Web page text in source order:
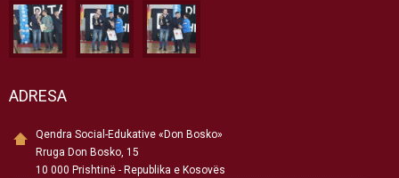
ADRESA
Qendra Social-Edukative «Don Bosko»
Rruga Don Bosko, 15
10 000 Prishtinë - Republika e Kosovës